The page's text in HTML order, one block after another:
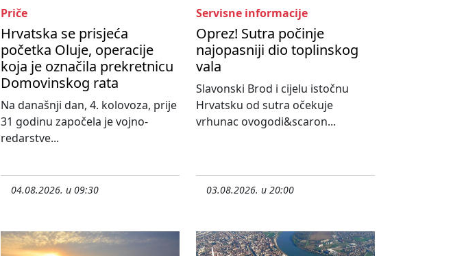
Priče
Hrvatska se prisjeća
početka Oluje, operacije
koja je označila prekretnicu
Domovinskog rata
Na današnji dan, 4. kolovoza, prije
31 godinu započela je vojno-
redarstve...
04.08.2026. u 09:30
Servisne informacije
Oprez! Sutra počinje
najopasniji dio toplinskog
vala
Slavonski Brod i cijelu istočnu
Hrvatsku od sutra očekuje
vrhunac ovogodi&scaron...
03.08.2026. u 20:00